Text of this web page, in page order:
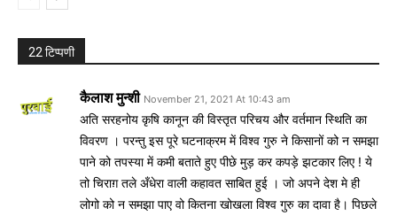
22 टिप्पणी
कैलाश मुन्शी November 21, 2021 At 10:43 am
अति सरहनोय कृषि कानून की विस्तृत परिचय और वर्तमान स्थिति का
विवरण । परन्तु इस पूरे घटनाक्रम में विश्व गुरु ने किसानों को न समझा
पाने को तपस्या में कमी बताते हुए पीछे मुड़ कर कपड़े झटकार लिए ! ये
तो चिराग़ तले अँधेरा वाली कहावत साबित हुई । जो अपने देश मे ही
लोगो को न समझा पाए वो कितना खोखला विश्व गुरु का दावा है। पिछले